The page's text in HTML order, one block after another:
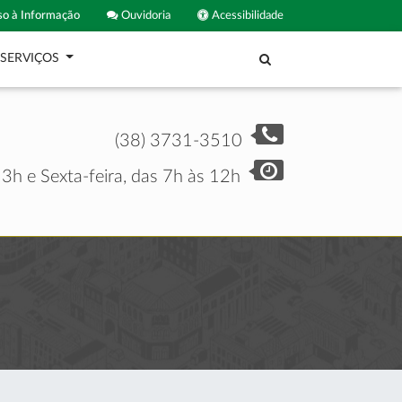
Acessibilidade
Ouvidoria
à Informação
SERVIÇOS
(38) 3731-3510
e Sexta-feira, das 7h às 12h